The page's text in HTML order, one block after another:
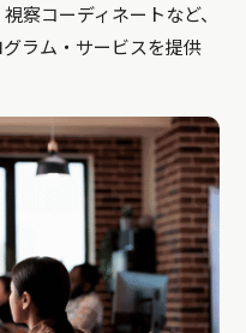
察コーディネートなど、
ラム・サービスを提供